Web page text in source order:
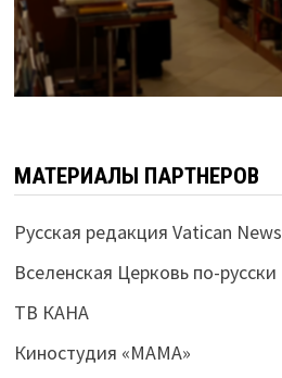
МАТЕРИАЛЫ ПАРТНЕРОВ
Русская редакция Vatican News
Вселенская Церковь по-русски
ТВ КАНА
Киностудия «МАМА»